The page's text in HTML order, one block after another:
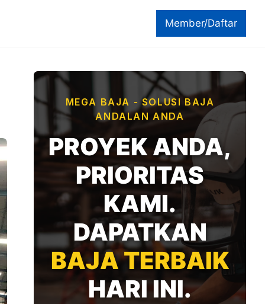
Member/Daftar
MEGA BAJA - SOLUSI BAJA
ANDALAN ANDA
PROYEK ANDA,
PRIORITAS
KAMI.
DAPATKAN
BAJA TERBAIK
HARI INI.